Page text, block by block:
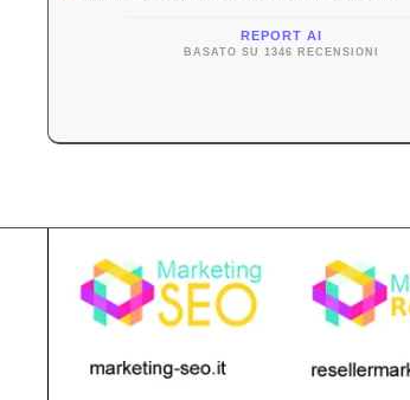
REPORT AI
BASATO SU 1346 RECENSIONI